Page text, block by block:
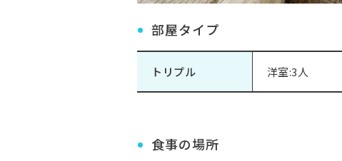
部屋タイプ
トリプル 洋室:3人
食事の場所